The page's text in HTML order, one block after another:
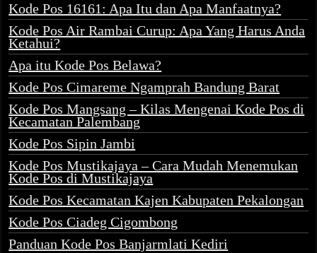
Kode Pos 16161: Apa Itu dan Apa Manfaatnya?
Kode Pos Air Rambai Curup: Apa Yang Harus Anda
Ketahui?
Apa itu Kode Pos Belawa?
Kode Pos Cimareme Ngamprah Bandung Barat
Kode Pos Mangsang – Kilas Mengenai Kode Pos di
Kecamatan Palembang
Kode Pos Sipin Jambi
Kode Pos Mustikajaya – Cara Mudah Menemukan
Kode Pos di Mustikajaya
Kode Pos Kecamatan Kajen Kabupaten Pekalongan
Kode Pos Ciadeg Cigombong
Panduan Kode Pos Banjarmlati Kediri